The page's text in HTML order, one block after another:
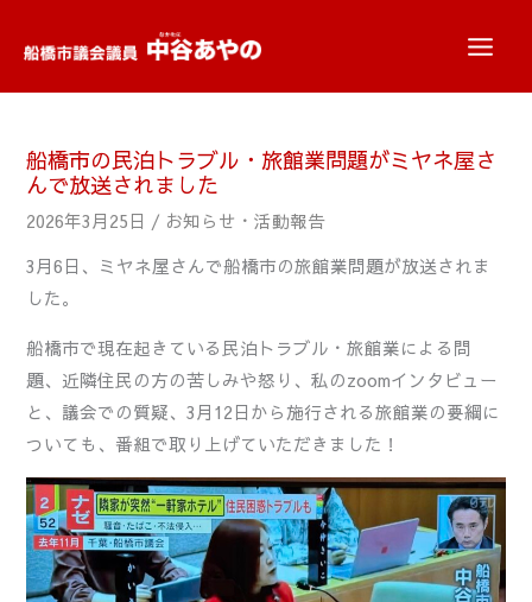
船橋市の民泊トラブル・旅館業問題がミヤネ屋さ
んで放送されました
2026年3月25日 / お知らせ・活動報告
3月6日、ミヤネ屋さんで船橋市の旅館業問題が放送されま
した。
船橋市で現在起きている民泊トラブル・旅館業による問
題、近隣住民の方の苦しみや怒り、私のzoomインタビュー
と、議会での質疑、3月12日から施行される旅館業の要綱に
ついても、番組で取り上げていただきました！